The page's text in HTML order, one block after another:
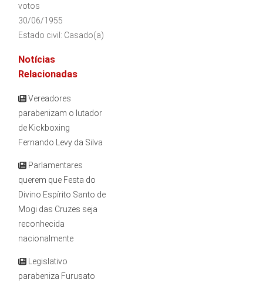
votos
30/06/1955
Estado civil: Casado(a)
Notícias
Relacionadas
Vereadores
parabenizam o lutador
de Kickboxing
Fernando Levy da Silva
Parlamentares
querem que Festa do
Divino Espírito Santo de
Mogi das Cruzes seja
reconhecida
nacionalmente
Legislativo
parabeniza Furusato